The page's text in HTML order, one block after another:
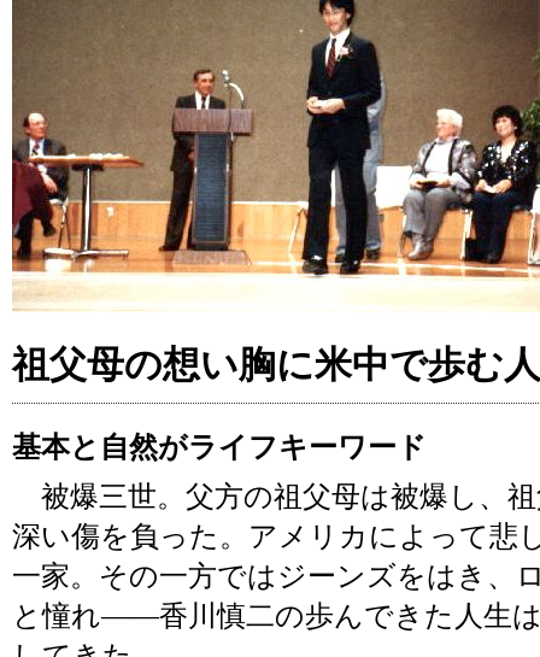
祖父母の想い胸に米中で歩む
基本と自然がライフキーワード
被爆三世。父方の祖父母は被爆し、
深い傷を負った。アメリカによって悲
一家。その一方ではジーンズをはき、
と憧れ――香川慎二の歩んできた人生